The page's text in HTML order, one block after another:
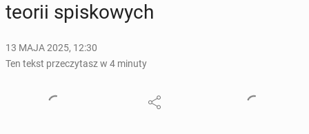
teorii spi­sko­wych
13 MAJA 2025, 12:30
Ten tekst przeczytasz w 4 minuty